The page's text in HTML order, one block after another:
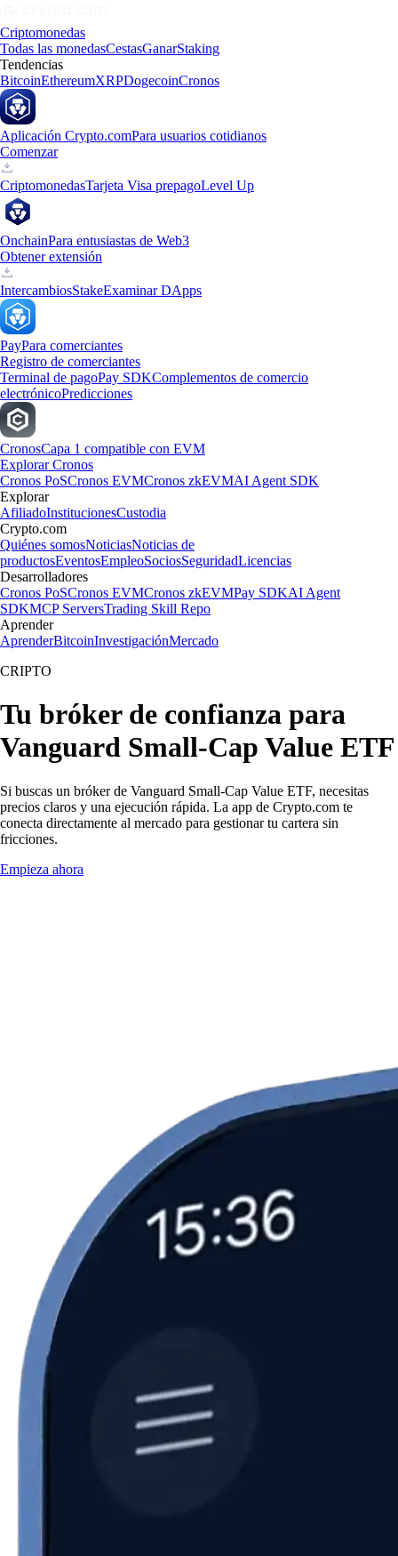
Criptomonedas
Todas las monedasCestasGanarStaking
Tendencias
BitcoinEthereumXRPDogecoinCronos
Aplicación Crypto.comPara usuarios cotidianos
Comenzar
CriptomonedasTarjeta Visa prepagoLevel Up
OnchainPara entusiastas de Web3
Obtener extensión
IntercambiosStakeExaminar DApps
PayPara comerciantes
Registro de comerciantes
Terminal de pagoPay SDKComplementos de comercio
electrónicoPredicciones
CronosCapa 1 compatible con EVM
Explorar Cronos
Cronos PoSCronos EVMCronos zkEVMAI Agent SDK
Explorar
AfiliadoInstitucionesCustodia
Crypto.com
Quiénes somosNoticiasNoticias de
productosEventosEmpleoSociosSeguridadLicencias
Desarrolladores
Cronos PoSCronos EVMCronos zkEVMPay SDKAI Agent
SDKMCP ServersTrading Skill Repo
Aprender
AprenderBitcoinInvestigaciónMercado
CRIPTO
Tu bróker de confianza para
Vanguard Small-Cap Value ETF
Si buscas un bróker de Vanguard Small-Cap Value ETF, necesitas
precios claros y una ejecución rápida. La app de Crypto.com te
conecta directamente al mercado para gestionar tu cartera sin
fricciones.
Empieza ahora